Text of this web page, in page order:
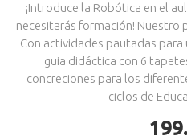
¡Introduce la Robótica en el
necesitarás formación! Nuestro
Con actividades pautadas para
guia didáctica con 6
concreciones para los
ciclos de